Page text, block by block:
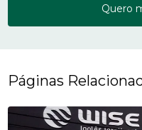
Quero
Páginas